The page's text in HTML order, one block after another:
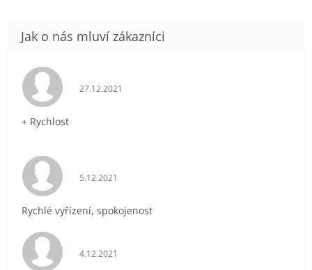
Hodnocení obchodu je 5 z 5 hvězdiček.
27.12.2021
+ Rychlost
Hodnocení obchodu je 5 z 5 hvězdiček.
5.12.2021
Rychlé vyřízení, spokojenost
Hodnocení obchodu je 5 z 5 hvězdiček.
4.12.2021